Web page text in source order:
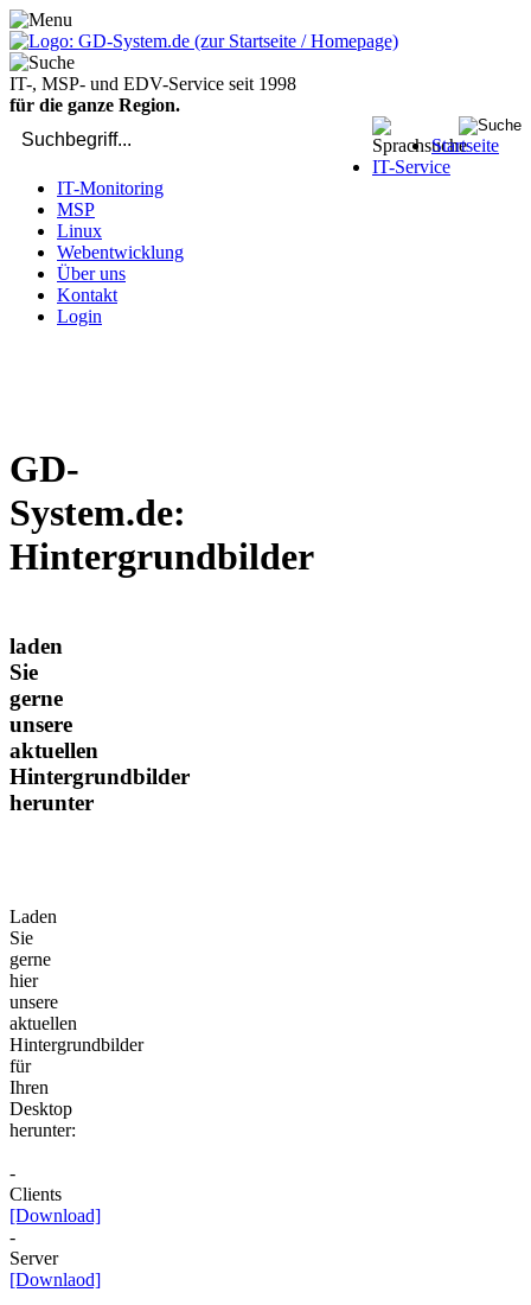
IT-, MSP- und EDV-Service seit 1998
für die ganze Region.
Startseite
IT-Service
IT-Monitoring
MSP
Linux
Webentwicklung
Über uns
Kontakt
Login
GD-
System.de:
Hintergrundbilder
laden
Sie
gerne
unsere
aktuellen
Hintergrundbilder
herunter
Laden
Sie
gerne
hier
unsere
aktuellen
Hintergrundbilder
für
Ihren
Desktop
herunter:
-
Clients
[Download]
-
Server
[Downlaod]